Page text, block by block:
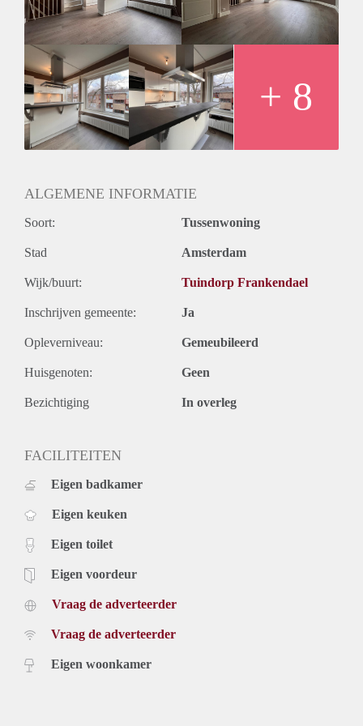
Specifications:
- Unfurnished (Furnished possible for an additional monthly
price)
- 2 bedrooms
- 2 bathrooms + toilet
- Balcony
- 75 m2
- Available per direct
- Model B, maximum 24 month contract
+ 8
ALGEMENE INFORMATIE
Soort: Tussenwoning
Stad Amsterdam
Wijk/buurt: Tuindorp Frankendael
Inschrijven gemeente: Ja
Opleverniveau: Gemeubileerd
Huisgenoten: Geen
Bezichtiging In overleg
FACILITEITEN
Eigen badkamer
Eigen keuken
Eigen toilet
Eigen voordeur
Vraag de adverteerder
Vraag de adverteerder
Eigen woonkamer